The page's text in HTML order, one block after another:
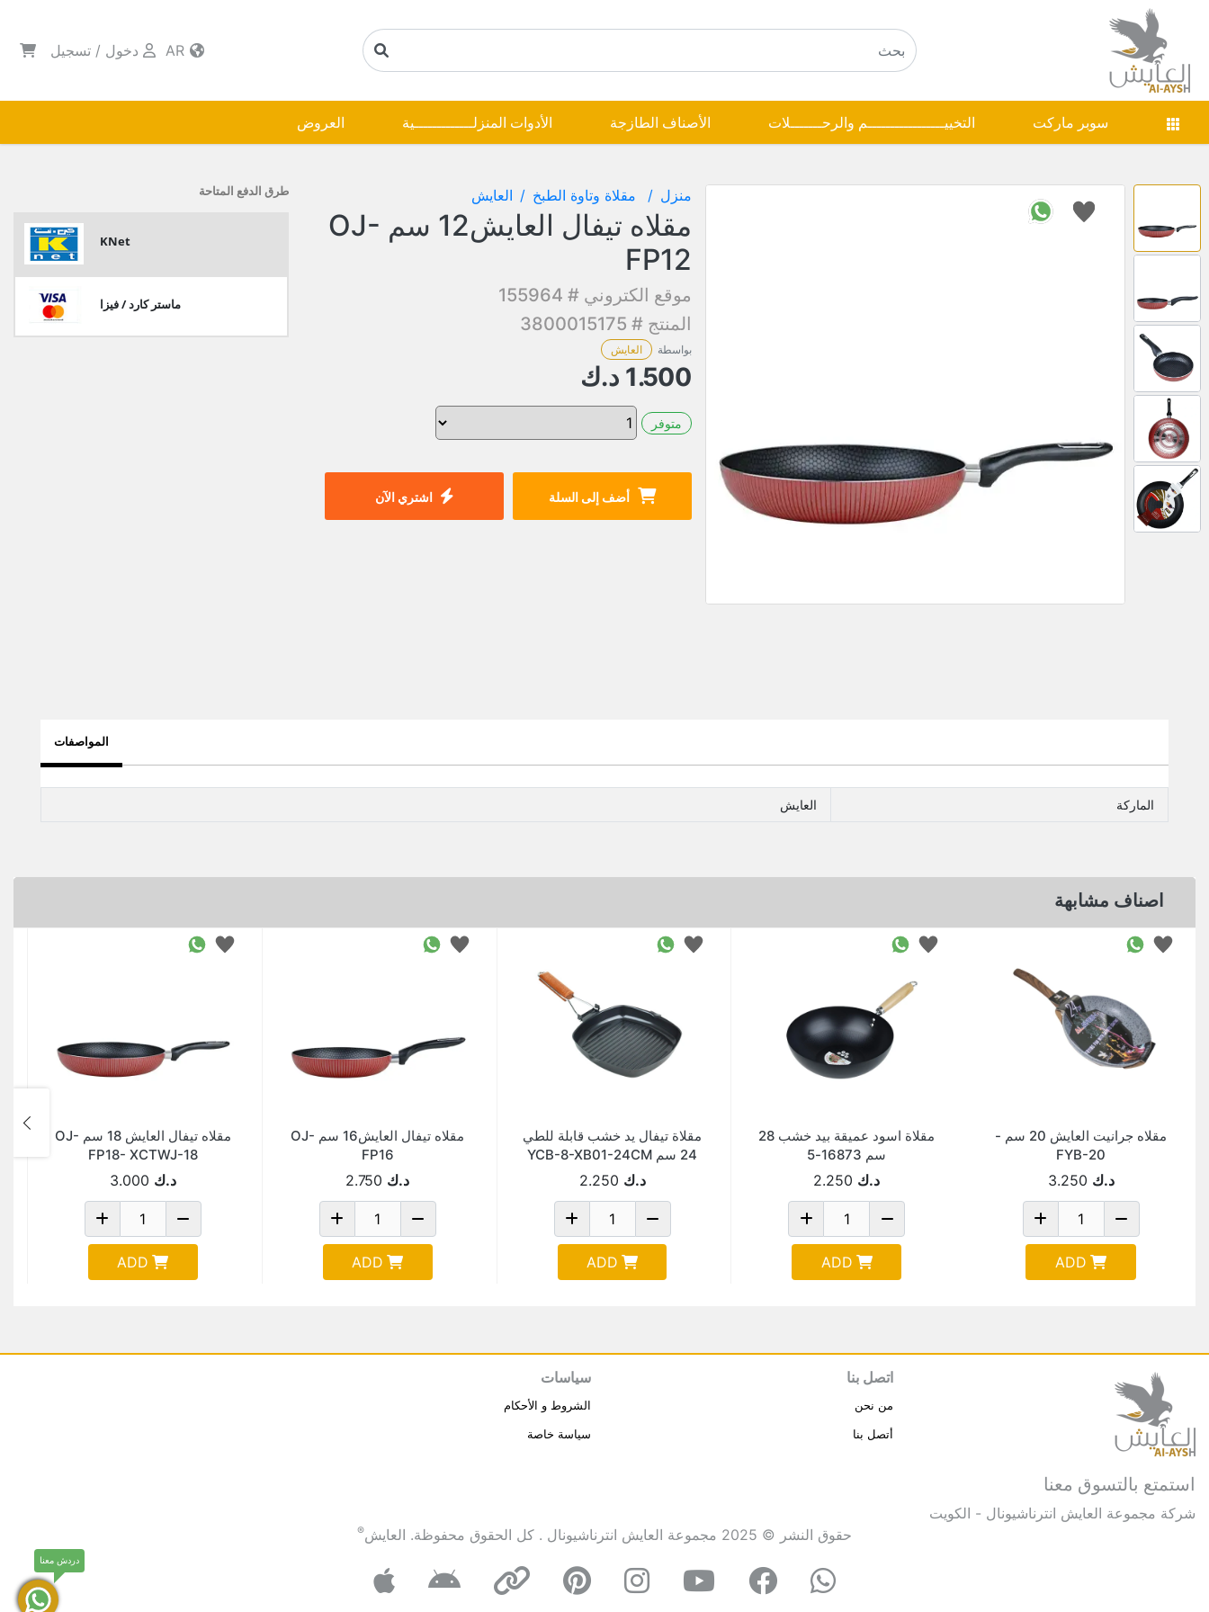
دخول / تسجيل
سوبر ماركت التخييـــــــــــــــــم والرحـــــــلات الأصناف الطازجة الأدوات المنزلـــــــــــــية العروض
منزل مقلاة وتاوة الطبخ العايش
مقلاه تيفال العايش12 سم OJ-
FP12
موقع الكتروني # 155964
المنتج # 3800015175
بواسطة العايش
1.500 د.ك
متوفر
أضف إلى السلة اشتري الآن
طرق الدفع المتاحة
KNet
ماستر كارد / فيزا
المواصفات
الماركة العايش
اصناف مشابهة
مقلاه جرانيت العايش 20 سم -
FYB-20
د.ك 3.250
ADD
مقلاة اسود عميقة بيد خشب 28
سم 16873-5
د.ك 2.250
ADD
مقلاة تيفال يد خشب قابلة للطي
24 سم YCB-8-XB01-24CM
د.ك 2.250
ADD
مقلاه تيفال العايش16 سم OJ-
FP16
د.ك 2.750
ADD
مقلاه تيفال العايش 18 سم OJ-
FP18- XCTWJ-18
د.ك 3.000
ADD
استمتع بالتسوق معنا
شركة مجموعة العايش انترناشيونال - الكويت
اتصل بنا
من نحن
أتصل بنا
سياسات
الشروط و الأحكام
سياسة خاصة
حقوق النشر © 2025 مجموعة العايش انترناشيونال . كل الحقوق محفوظة. العايش®
دردش معنا